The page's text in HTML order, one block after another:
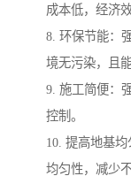
成本低，经济
8. 环保节能：
境无污染，且
9. 施工简便：
控制。
10. 提高地基
均匀性，减少